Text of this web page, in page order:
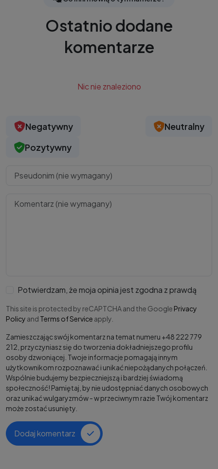
Ostatnio dodane
komentarze
Nic nie znaleziono
Negatywny
Neutralny
Pozytywny
Potwierdzam, że moja opinia jest zgodna z prawdą
This site is protected by reCAPTCHA and the Google Privacy
Policy and Terms of Service apply.
Zamieszczając swój komentarz na temat numeru +48 222 779
212, przyczyniasz się do tworzenia dokładniejszego profilu
osoby dzwoniącej. Twoje informacje pomagają innym
użytkownikom rozpoznawać i unikać niepożądanych połączeń.
Wspólnie budujemy bezpieczniejszą i bardziej świadomą
społeczność! Pamiętaj, by nie udostępniać danych osobowych
oraz unikać wulgaryzmów - w przeciwnym razie Twój komentarz
może zostać usunięty.
Dodaj komentarz